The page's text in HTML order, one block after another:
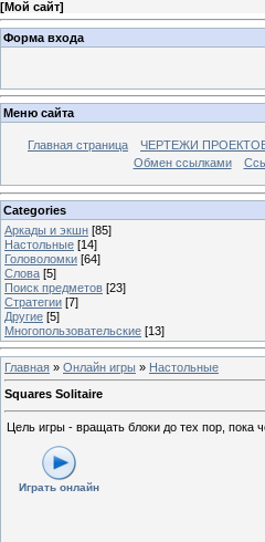
[Мой сайт]
Форма входа
Меню сайта
Главная страница ЧЕРТЕЖИ
Обмен ссылками
Categories
Аркады и экшн [85]
Настольные [14]
Головоломки [64]
Слова [5]
Поиск предметов [23]
Стратегии [7]
Другие [5]
Многопользовательские [13]
Главная » Онлайн игры » Настольные
Squares Solitaire
Цель игры - вращать блоки до тех пор, пока
Играть онлайн